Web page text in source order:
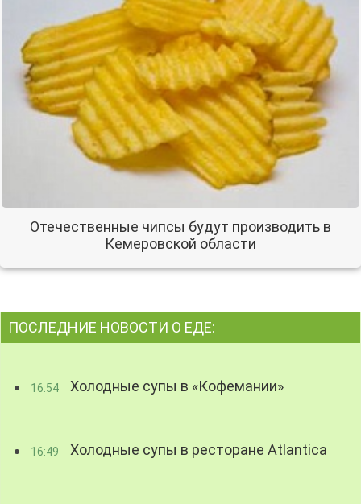
Отечественные чипсы будут производить в
Кемеровской области
ПОСЛЕДНИЕ НОВОСТИ О ЕДЕ:
16:54 Холодные супы в «Кофемании»
16:49 Холодные супы в ресторане Atlantica